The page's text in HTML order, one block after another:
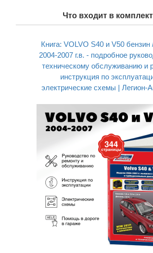
Что входит в
Книга: VOLVO S40 и V50 бензин
2004-2007 г.в. - подробное
техническому обслуживанию и
инструкция по
электрические схемы | Легион-